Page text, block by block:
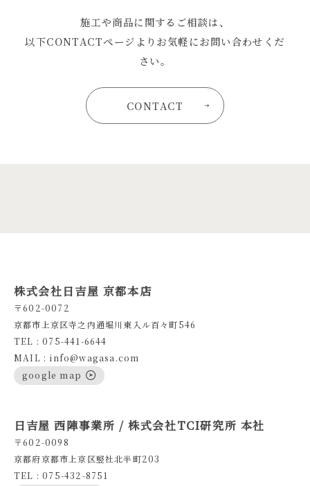
施工や商品に関するご相談は、
以下CONTACTページよりお気軽にお問い合わせくだ
さい。
CONTACT
株式会社日吉屋 京都本店
〒602-0072
京都市上京区寺之内通堀川東入ル百々町546
TEL : 075-441-6644
MAIL : info@wagasa.com
google map
日吉屋 西陣事業所 / 株式会社TCI研究所 本社
〒602-0098
京都府京都市上京区竪社北半町203
TEL : 075-432-8751